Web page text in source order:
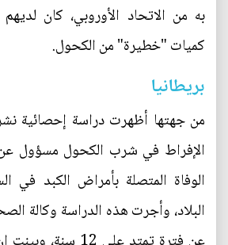
به من الاتحاد الأوروبي، كان
كميات "خطيرة" من الكحول.
بريطانيا
من جهتها أظهرت دراسة إحصائية
الوفاة المتصلة بأمراض الكبد في
البلاد، وأجرت هذه الدراسة وكالة